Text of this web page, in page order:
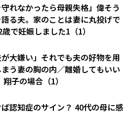
守れなかったら母親失格」偉そう
る夫。家のことは妻に丸投げで
で妊娠しました1（1）
が大嫌い」それでも夫の好物を用
う妻の胸の内／離婚してもいい
子の場合（1）
認知症のサイン？ 40代の母に感